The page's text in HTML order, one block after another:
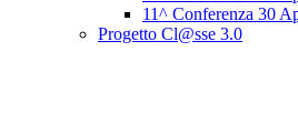
11^ Conferenza 30
Progetto Cl@sse 3.0